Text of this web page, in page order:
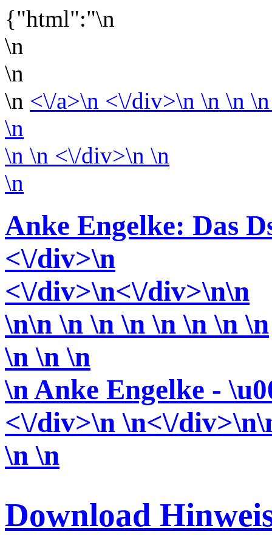
{"html":"\n
\n
\n
\n <\/a>\n <\/div>\n \n \n
\n
\n \n <\/div>\n \n
\n
Anke Engelke: Das
<\/div>\n
<\/div>\n<\/div>\n\n
\n\n \n \n \n \n \n \n \n
\n \n\n
\n Anke Engelke -
<\/div>\n \n<\/
\n \n
Download